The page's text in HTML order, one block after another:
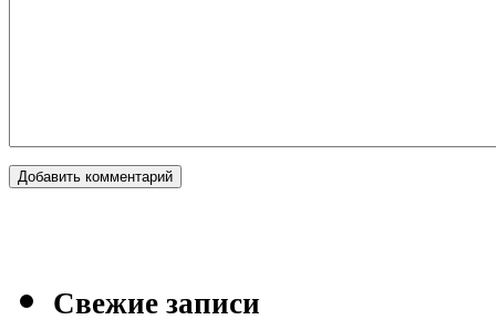
Свежие записи